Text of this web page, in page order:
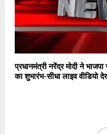
प्रधानमंत्री नरेंद्र मोदी ने
का शुभारंभ-सीधा लाइव वीडियो